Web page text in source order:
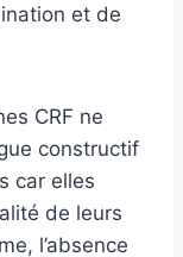
et de
CRF ne
constructif
car elles
de leurs
l’absence